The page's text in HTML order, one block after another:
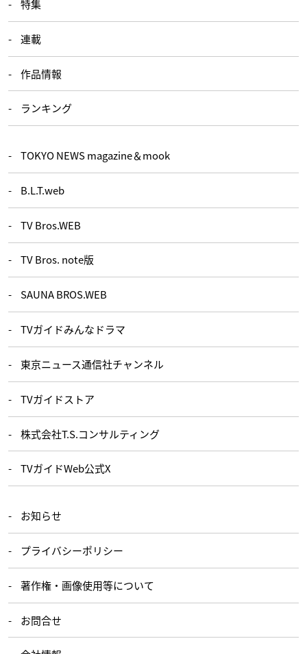
特集
連載
作品情報
ランキング
TOKYO NEWS magazine＆mook
B.L.T.web
TV Bros.WEB
TV Bros. note版
SAUNA BROS.WEB
TVガイドみんなドラマ
東京ニュース通信社チャンネル
TVガイドストア
株式会社T.S.コンサルティング
TVガイドWeb公式X
お知らせ
プライバシーポリシー
著作権・画像使用等について
お問合せ